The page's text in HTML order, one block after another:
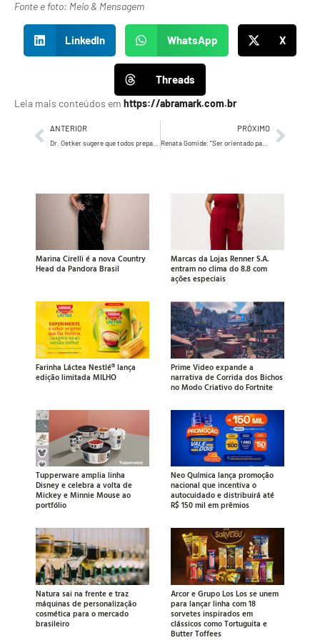
Fonte e foto: Meio & Mensagem
LinkedIn WhatsApp X
Threads
Leia mais conteúdos em https://abramark.com.br
ANTERIOR PRÓXIMO
Renata Gomide: “Ser orientado para o consumidor significa que as estratégias vêm de fora para dentro”
Marina Cirelli é a nova Country
Head da Pandora Brasil
Marcas da Lojas Renner S.A.
entram no clima do 8.8 com
ações especiais
Farinha Láctea Nestlé® lança
edição limitada MILHO
Prime Video expande a
narrativa de Corrida dos Bichos
no Modo Criativo do Fortnite
Tupperware amplia linha
Disney e celebra a volta de
Mickey e Minnie Mouse ao
portfólio
Neo Química lança promoção
nacional que incentiva o
autocuidado e distribuirá até
R$ 150 mil em prêmios
Natura sai na frente e traz
máquinas de personalização
cosmética para o mercado
brasileiro
Arcor e Grupo Los Los se unem
para lançar linha com 18
sorvetes inspirados em
clássicos como Tortuguita e
Butter Toffees